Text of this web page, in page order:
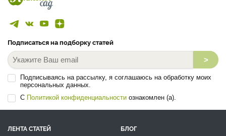
Подписаться на подборку статей
>
Подписываясь на рассылку, я соглашаюсь на обработку моих
персональных данных.
С Политикой конфиденциальности ознакомлен (а).
ЛЕНТА СТАТЕЙ
БЛОГ